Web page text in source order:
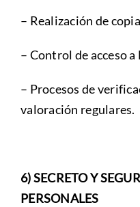
– Realización de
– Control de acceso a
– Procesos de
valoración regulares.
6) SECRETO Y
PERSONALES